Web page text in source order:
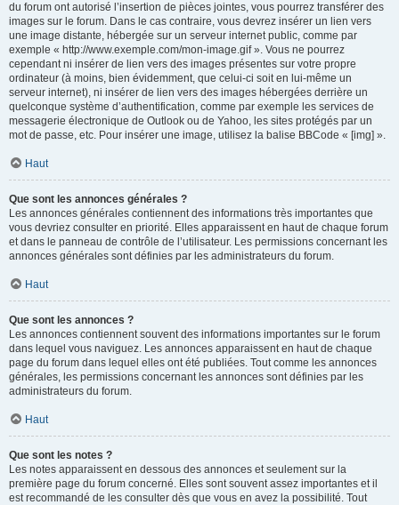
du forum ont autorisé l’insertion de pièces jointes, vous pourrez transférer des
images sur le forum. Dans le cas contraire, vous devrez insérer un lien vers
une image distante, hébergée sur un serveur internet public, comme par
exemple « http://www.exemple.com/mon-image.gif ». Vous ne pourrez
cependant ni insérer de lien vers des images présentes sur votre propre
ordinateur (à moins, bien évidemment, que celui-ci soit en lui-même un
serveur internet), ni insérer de lien vers des images hébergées derrière un
quelconque système d’authentification, comme par exemple les services de
messagerie électronique de Outlook ou de Yahoo, les sites protégés par un
mot de passe, etc. Pour insérer une image, utilisez la balise BBCode « [img] ».
Haut
Que sont les annonces générales ?
Les annonces générales contiennent des informations très importantes que
vous devriez consulter en priorité. Elles apparaissent en haut de chaque forum
et dans le panneau de contrôle de l’utilisateur. Les permissions concernant les
annonces générales sont définies par les administrateurs du forum.
Haut
Que sont les annonces ?
Les annonces contiennent souvent des informations importantes sur le forum
dans lequel vous naviguez. Les annonces apparaissent en haut de chaque
page du forum dans lequel elles ont été publiées. Tout comme les annonces
générales, les permissions concernant les annonces sont définies par les
administrateurs du forum.
Haut
Que sont les notes ?
Les notes apparaissent en dessous des annonces et seulement sur la
première page du forum concerné. Elles sont souvent assez importantes et il
est recommandé de les consulter dès que vous en avez la possibilité. Tout